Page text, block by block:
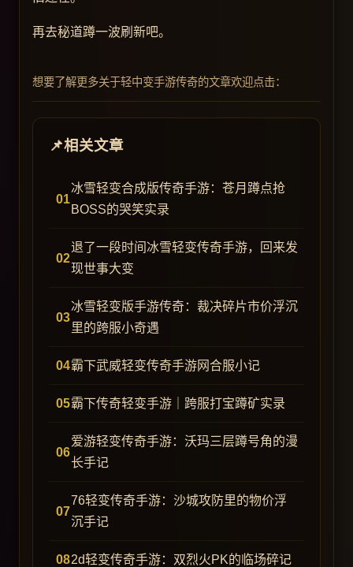
再去秘道蹲一波刷新吧。
想要了解更多关于轻中变手游传奇的文章欢迎点击：
相关文章
冰雪轻变合成版传奇手游：苍月蹲点抢
BOSS的哭笑实录
退了一段时间冰雪轻变传奇手游，回来发
现世事大变
冰雪轻变版手游传奇：裁决碎片市价浮沉
里的跨服小奇遇
霸下武威轻变传奇手游网合服小记
霸下传奇轻变手游｜跨服打宝蹲矿实录
爱游轻变传奇手游：沃玛三层蹲号角的漫
长手记
76轻变传奇手游：沙城攻防里的物价浮
沉手记
2d轻变传奇手游：双烈火PK的临场碎记